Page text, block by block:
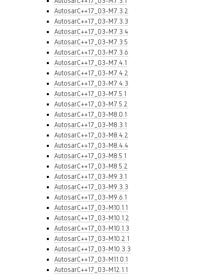
AutosarC++17_03-M7.3.2
AutosarC++17_03-M7.3.3
AutosarC++17_03-M7.3.4
AutosarC++17_03-M7.3.5
AutosarC++17_03-M7.3.6
AutosarC++17_03-M7.4.1
AutosarC++17_03-M7.4.2
AutosarC++17_03-M7.4.3
AutosarC++17_03-M7.5.1
AutosarC++17_03-M7.5.2
AutosarC++17_03-M8.0.1
AutosarC++17_03-M8.3.1
AutosarC++17_03-M8.4.2
AutosarC++17_03-M8.4.4
AutosarC++17_03-M8.5.1
AutosarC++17_03-M8.5.2
AutosarC++17_03-M9.3.1
AutosarC++17_03-M9.3.3
AutosarC++17_03-M9.6.1
AutosarC++17_03-M10.1.1
AutosarC++17_03-M10.1.2
AutosarC++17_03-M10.1.3
AutosarC++17_03-M10.2.1
AutosarC++17_03-M10.3.3
AutosarC++17_03-M11.0.1
AutosarC++17_03-M12.1.1